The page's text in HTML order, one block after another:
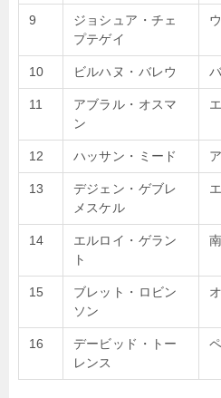
9
ジョシュア・チェ
プテゲイ
10 ビルハヌ・バレウ
11
アブラル・オスマ
ン
12 ハッサン・ミード
13
デジェン・ゲブレ
メスケル
14
エルロイ・ゲラン
ト
15
ブレット・ロビン
ソン
16
デービッド・トー
レンス